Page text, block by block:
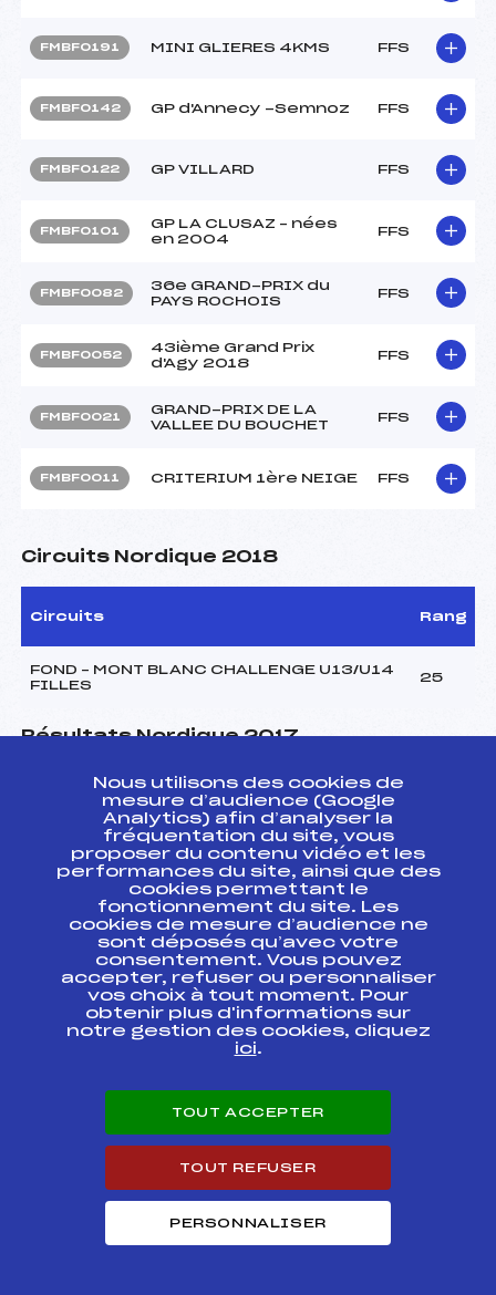
FMBF0191 MINI GLIERES 4KMS FFS
FMBF0142 GP d'Annecy -Semnoz FFS
FMBF0122 GP VILLARD FFS
FMBF0101
GP LA CLUSAZ – nées
en 2004
FFS
FMBF0082
36e GRAND-PRIX du
PAYS ROCHOIS
FFS
FMBF0052
43ième Grand Prix
d'Agy 2018
FFS
FMBF0021
GRAND-PRIX DE LA
VALLEE DU BOUCHET
FFS
FMBF0011 CRITERIUM 1ère NEIGE FFS
Circuits Nordique 2018
Circuits Rang
FOND – MONT BLANC CHALLENGE U13/U14
FILLES
25
Résultats Nordique 2017
Course Cat.
FMBF0142
2e DERBY DES
MOUILLES
FFS
FMBF0181 MINI GLIERES 4KMS
FMBF0112
GP PRAZ DE LYS
SOMMAND
FFS
GP LA CLUSAZ –
CRITERIUM REGIONAL
SALOMON
Nous utilisons des cookies de
mesure d’audience (Google
Analytics) afin d’analyser la
fréquentation du site, vous
proposer du contenu vidéo et les
performances du site, ainsi que des
cookies permettant le
fonctionnement du site. Les
cookies de mesure d’audience ne
sont déposés qu’avec votre
consentement. Vous pouvez
accepter, refuser ou personnaliser
vos choix à tout moment. Pour
obtenir plus d'informations sur
notre gestion des cookies, cliquez
ici.
TOUT ACCEPTER
TOUT REFUSER
PERSONNALISER